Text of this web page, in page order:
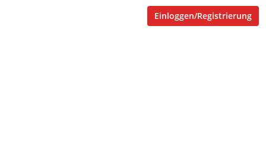
Einloggen/Registrierung